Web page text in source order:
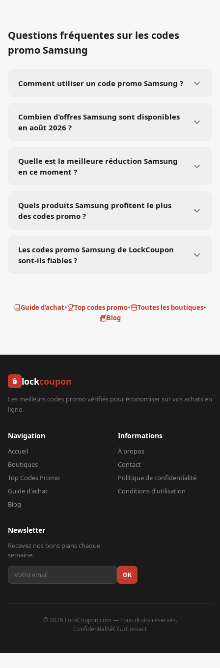
Questions fréquentes sur les codes
promo Samsung
Comment utiliser un code promo Samsung ?
Combien d’offres Samsung sont disponibles
en août 2026 ?
Quelle est la meilleure réduction Samsung
en ce moment ?
Quels produits Samsung profitent le plus
des codes promo ?
Les codes promo Samsung de LockCoupon
sont-ils fiables ?
Guide d'achat• Top codes promo• Toutes les boutiques•
Blog
lockcoupon
Les meilleurs codes promo vérifiés pour économiser sur vos achats en
ligne.
Navigation
Accueil
Boutiques
Top Codes Promo
Guide d'achat
Blog
Informations
À propos
Contact
Politique de confidentialité
Conditions d'utilisation
Newsletter
Recevez nos bons plans chaque
semaine.
OK
©2026 LockCoupon.com — Tous droits réservés.
ConfidentialitéCGUContact